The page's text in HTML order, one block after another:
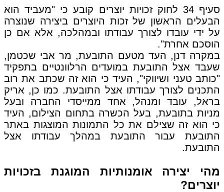
סעיף 34 לחוק זכויות יוצרים קובע כי "מעביד הוא
הבעלים הראשון של זכות היוצרים ביצירה שנוצרה
על ידי עובדו לצורך עבודתו ובמהלכה, אלא אם כן
הוסכם אחרת".
במקרה דנן, העד מטעם התובעת, מר אבי שכטמן,
שעבד אצל התובעת במועדים הרלוונטיים בתפקיד
"כותב טעני ושיווקי", העיד כי הוא זה שכתב את רוב
התכנים לצורך עבודתו אצל התובעת. כמו כן, אריק
בראל, עובד ומנהל, אחד ממייסדי החברה ובעל
מניות בתובעת, בעל הכשרה בתחום הצילום, העיד
כי הוא זה שצילם את כל התמונות המוצגות באתר
התובעת עבור התובעת במהלך עבודתו אצל
התובעת.
מהי יצירה אומנותיות המוגנת בזכויות
יוצרים?